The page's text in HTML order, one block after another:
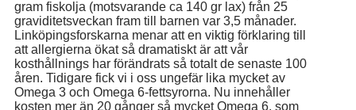
gram fiskolja (motsvarande ca 140 gr lax) från 25
graviditetsveckan fram till barnen var 3,5 månader.
Linköpingsforskarna menar att en viktig förklaring till
att allergierna ökat så dramatiskt är att vår
kosthållnings har förändrats så totalt de senaste 100
åren. Tidigare fick vi i oss ungefär lika mycket av
Omega 3 och Omega 6-fettsyrorna. Nu innehåller
kosten mer än 20 gånger så mycket Omega 6, som